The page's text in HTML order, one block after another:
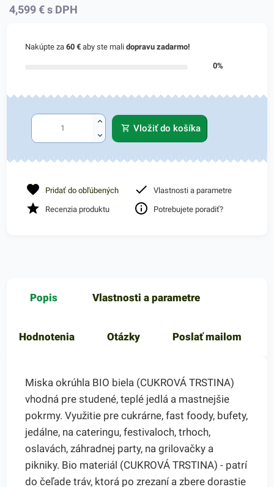
4,599€ s DPH
Nakúpte za60 € aby ste malidopravu zadarmo!
0%
Vložiť do košíka
Pridať do obľúbených Vlastnosti a parametre
Recenzia produktu Potrebujete poradiť?
Popis Vlastnosti a parametre
Hodnotenia Otázky Poslať mailom
Miska okrúhla BIO biela (CUKROVÁ TRSTINA)
vhodná pre studené, teplé jedlá a mastnejšie
pokrmy. Využitie pre cukrárne, fast foody, bufety,
jedálne, na cateringu, festivaloch, trhoch,
oslavách, záhradnej party, na grilovačky a
pikniky. Bio materiál (CUKROVÁ TRSTINA) - patrí
do čeľade tráv, ktorá po zrezaní a zbere dorastie